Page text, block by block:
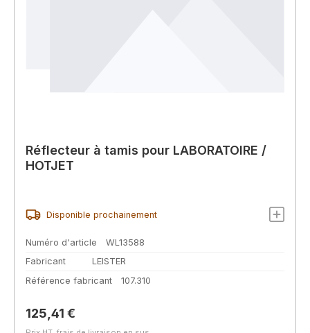
Réflecteur à tamis pour LABORATOIRE /
HOTJET
Disponible prochainement
Numéro d'article
WL13588
Fabricant
LEISTER
Référence fabricant
107.310
Prix régulier :
125,41 €